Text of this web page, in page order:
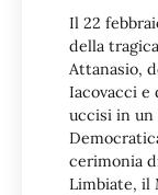
Il 22
della
Attanasio,
Iacovacci e
uccisi in un
cerimonia
Limbiate, il